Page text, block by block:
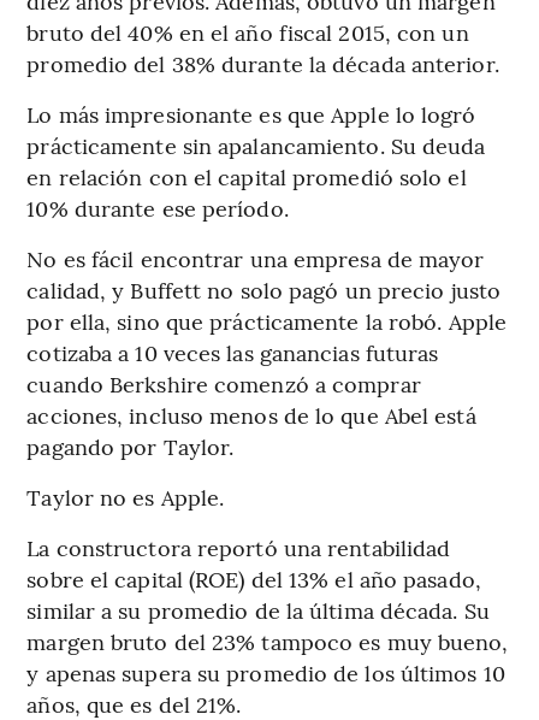
bruto del 40% en el año fiscal 2015, con un
promedio del 38% durante la década anterior.
Lo más impresionante es que Apple lo logró
prácticamente sin apalancamiento. Su deuda
en relación con el capital promedió solo el
10% durante ese período.
No es fácil encontrar una empresa de mayor
calidad, y Buffett no solo pagó un precio justo
por ella, sino que prácticamente la robó. Apple
cotizaba a 10 veces las ganancias futuras
cuando Berkshire comenzó a comprar
acciones, incluso menos de lo que Abel está
pagando por Taylor.
Taylor no es Apple.
La constructora reportó una rentabilidad
sobre el capital (ROE) del 13% el año pasado,
similar a su promedio de la última década. Su
margen bruto del 23% tampoco es muy bueno,
y apenas supera su promedio de los últimos 10
años, que es del 21%.